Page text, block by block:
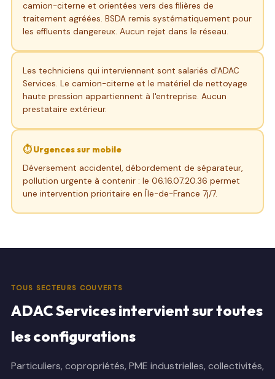
camion-citerne et orientées vers des filières de
traitement agréées. BSDA remis systématiquement pour
les effluents dangereux. Aucun rejet dans le réseau.
Les techniciens qui interviennent sont salariés d'ADAC
Services. Le camion-citerne et le matériel de nettoyage
haute pression appartiennent à l'entreprise. Aucun
prestataire extérieur.
⏱️ Urgences sur mobile
Déversement accidentel, débordement de séparateur,
pollution urgente à contenir : le 06.16.07.20.36 permet
une intervention prioritaire en Île-de-France 7j/7.
TOUS SECTEURS COUVERTS
ADAC Services intervient sur toutes
les configurations
Particuliers, copropriétés, PME industrielles, collectivités,